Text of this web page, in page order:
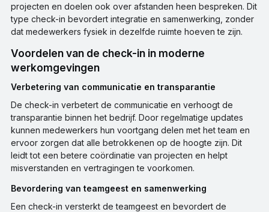
projecten en doelen ook over afstanden heen bespreken. Dit
type check-in bevordert integratie en samenwerking, zonder
dat medewerkers fysiek in dezelfde ruimte hoeven te zijn.
Voordelen van de check-in in moderne
werkomgevingen
Verbetering van communicatie en transparantie
De check-in verbetert de communicatie en verhoogt de
transparantie binnen het bedrijf. Door regelmatige updates
kunnen medewerkers hun voortgang delen met het team en
ervoor zorgen dat alle betrokkenen op de hoogte zijn. Dit
leidt tot een betere coördinatie van projecten en helpt
misverstanden en vertragingen te voorkomen.
Bevordering van teamgeest en samenwerking
Een check-in versterkt de teamgeest en bevordert de